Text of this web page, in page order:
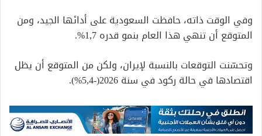
وفي الوقت ذاته، حافظت السعودية على أدائها الجيد، ومن
المتوقع أن تنهي هذا العام بنمو قدره 1,7%.
وتحسّنت التوقعات بالنسبة لإيران، ولكن من المتوقع أن يظل
اقتصادها في حالة ركود في سنة 2026(-5,4%).